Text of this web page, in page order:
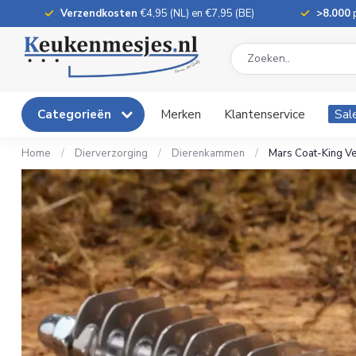
Verzendkosten €4,95 (NL) en €7,95 (BE) >8.000
Categorieën Merken Klantenservice
Home / Dierverzorging / Dierenkammen / Mars Coat-King